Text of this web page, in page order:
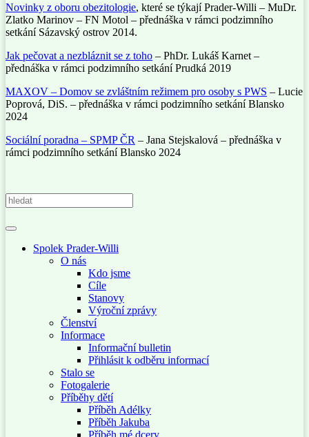
Novinky z oboru obezitologie, které se týkají Prader-Willi – MuDr.
Zlatko Marinov – FN Motol – přednáška v rámci podzimního
setkání Sázavský ostrov 2014.
Jak pečovat a nezbláznit se z toho – PhDr. Lukáš Karnet –
přednáška v rámci podzimního setkání Prudká 2019
MAXOV – Domov se zvláštním režimem pro osoby s PWS – Lucie
Poprová, DiS. – přednáška v rámci podzimního setkání Blansko
2024
Sociální poradna – SPMP ČR – Jana Stejskalová – přednáška v
rámci podzimního setkání Blansko 2024
Spolek Prader-Willi
O nás
Kdo jsme
Cíle
Stanovy
Výroční zprávy
Členství
Informace
Informační bulletin
Přihlásit k odběru informací
Stalo se
Fotogalerie
Příběhy dětí
Příběh Adélky
Příběh Jakuba
Příběh mé dcery